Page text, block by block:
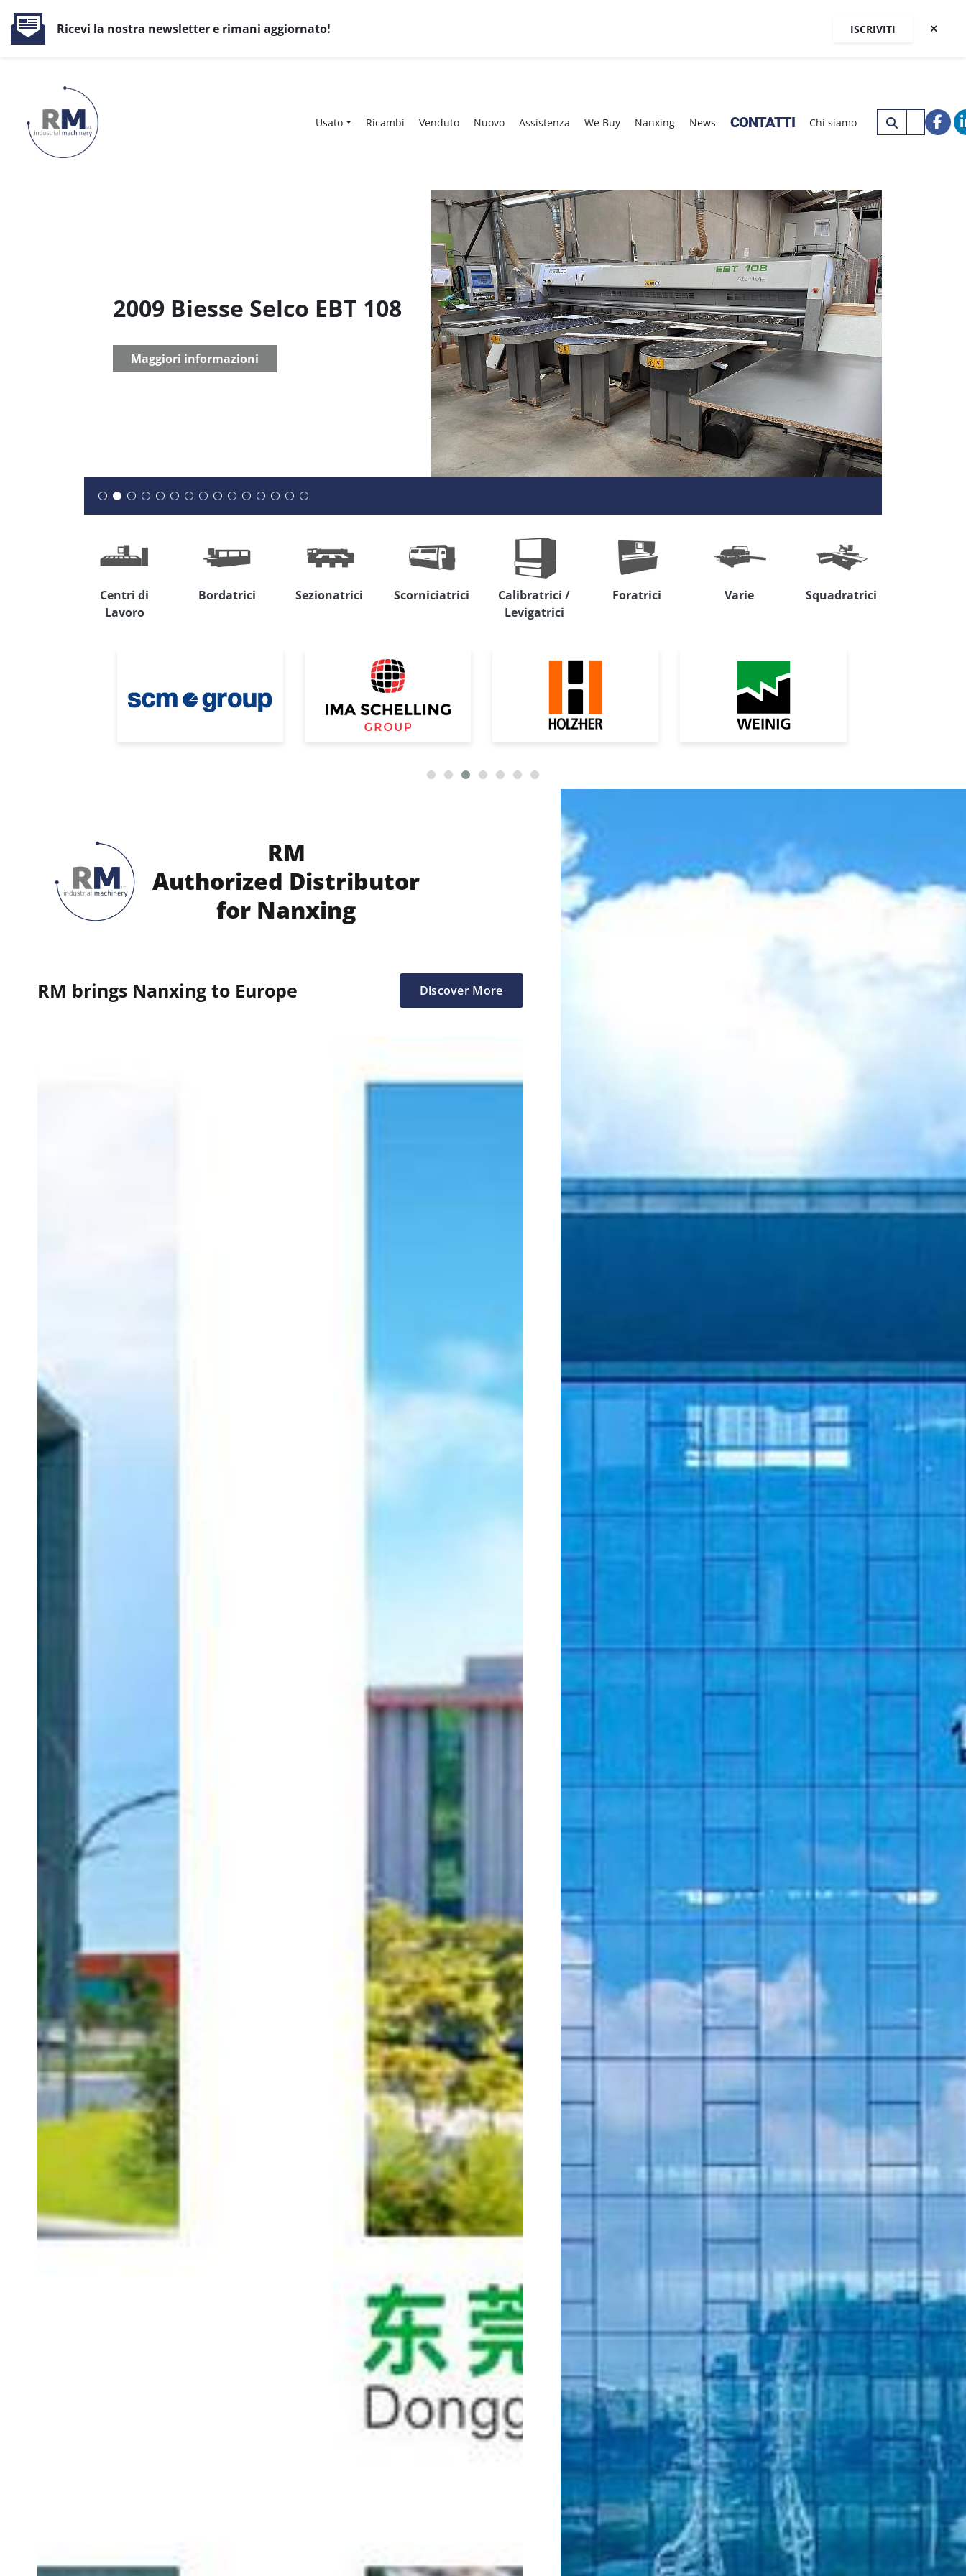
Ricevi la nostra newsletter e rimani aggiornato! ISCRIVITI
Usato Ricambi Venduto Nuovo Assistenza We Buy Nanxing News CONTATTI Chi siamo
2021 Biesse Akron 1130 J
Maggiori informazioni
Centri di
Lavoro
Bordatrici Sezionatrici Scorniciatrici
Calibratrici /
Levigatrici
Foratrici Varie Squadratrici
RM
Authorized Distributor
for Nanxing
RM brings Nanxing to Europe Discover More